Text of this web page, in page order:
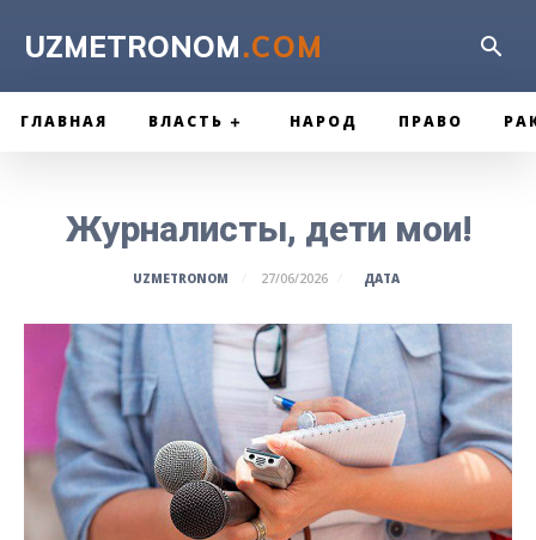
UZMETRONOM.COM
ГЛАВНАЯ ВЛАСТЬ НАРОД ПРАВО
Журналисты, дети мои!
UZMETRONOM 27/06/2026 ДАТА